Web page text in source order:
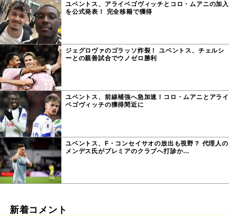
ユベントス、アライベゴヴィッチとコロ・ムアニの加入
を公式発表！ 完全移籍で獲得
ジェグロヴァのゴラッソ炸裂！ ユベントス、チェルシ
ーとの親善試合でウノゼロ勝利
ユベントス、前線補強へ急加速！コロ・ムアニとアライ
ベゴヴィッチの獲得間近に
ユベントス、F・コンセイサオの放出も視野？ 代理人の
メンデス氏がプレミアのクラブへ打診か…
新着コメント